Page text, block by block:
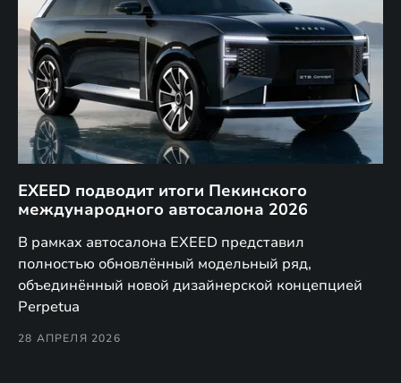
EXEED подводит итоги Пекинского
международного автосалона 2026
В рамках автосалона EXEED представил
полностью обновлённый модельный ряд,
объединённый новой дизайнерской концепцией
Perpetua
28 АПРЕЛЯ 2026